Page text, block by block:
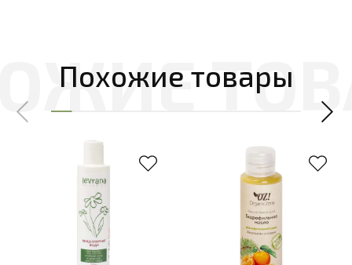
Похожие товары